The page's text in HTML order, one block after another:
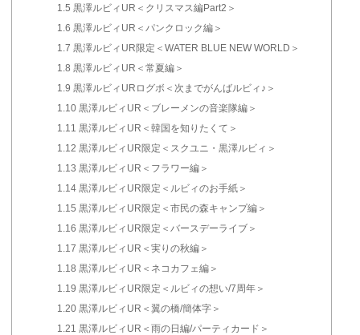
1.5 黒澤ルビィUR＜クリスマス編Part2＞
1.6 黒澤ルビィUR＜パンクロック編＞
1.7 黒澤ルビィUR限定＜WATER BLUE NEW WORLD＞
1.8 黒澤ルビィUR＜常夏編＞
1.9 黒澤ルビィURログボ＜次までがんばルビィ♪＞
1.10黒澤ルビィUR＜ブレーメンの音楽隊編＞
1.11 黒澤ルビィUR＜韓国を知りたくて＞
1.12 黒澤ルビィUR限定＜スクユニ・黒澤ルビィ＞
1.13 黒澤ルビィUR＜フラワー編＞
1.14黒澤ルビィUR限定＜ルビィのお手紙＞
1.15 黒澤ルビィUR限定＜市民の森キャンプ編＞
1.16 黒澤ルビィUR限定＜バースデーライブ＞
1.17 黒澤ルビィUR＜実りの秋編＞
1.18 黒澤ルビィUR＜ネコカフェ編＞
1.19 黒澤ルビィUR限定＜ルビィの想い/7周年＞
1.20黒澤ルビィUR＜翼の橋/簡体字＞
1.21 黒澤ルビィUR＜雨の日編/パーティカード＞